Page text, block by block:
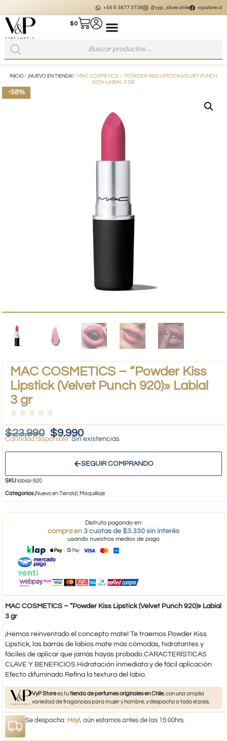
+56 9 3877 3738 @vyp_store.chile vypstore.cl
$0
INICIO / ¡NUEVO EN TIENDA! / MAC COSMETICS – “POWDER KISS LIPSTICK (VELVET PUNCH
920)» LABIAL 3 GR
-58%
MAC COSMETICS – “Powder Kiss
Lipstick (Velvet Punch 920)» Labial
3 gr
$23.990 $9.990Sin existencias
SEGUIR COMPRANDO
SKU labial-920
Categorías¡Nuevo en Tienda!, Maquillaje
Disfruta pagando en:
compra en 3 cuotas de $3.330 sin interés
usando nuestros medios de pago
MAC COSMETICS – “Powder Kiss Lipstick (Velvet Punch 920)» Labial
3 gr
¡Hemos reinventado el concepto mate! Te traemos Powder Kiss
Lipstick, las barras de labios mate más cómodas, hidratantes y
fáciles de aplicar que jamás hayas probado.CARACTERÍSTICAS
CLAVE Y BENEFICIOS.Hidratación inmediata y de fácil aplicación
Efecto difuminado Refina la textura del labio.
VyP Storees tutienda de perfumes originales en Chile, con una amplia
variedad de fragancias para mujer y hombre, y despacho a todo el país.
Se despacha: Hoy!, aún estamos antes de las 15:00hrs.